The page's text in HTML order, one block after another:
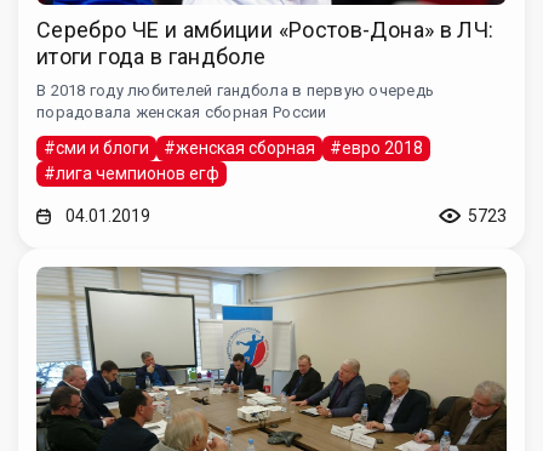
Серебро ЧЕ и амбиции «Ростов-Дона» в ЛЧ:
итоги года в гандболе
В 2018 году любителей гандбола в первую очередь
порадовала женская сборная России
#сми и блоги #женская сборная
#евро 2018
#лига чемпионов егф
04.01.2019 5723